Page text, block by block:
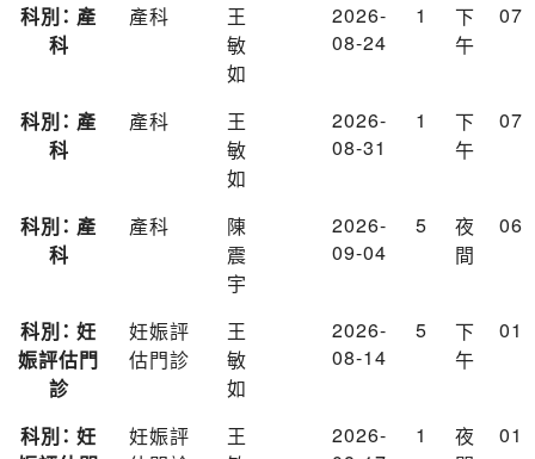
科別： 產
科
產科
王
敏
如
2026-
08-24
1
下
午
07
科別： 產
科
產科
王
敏
如
2026-
08-31
1
下
午
07
科別： 產
科
產科
陳
震
宇
2026-
09-04
5
夜
間
06
科別： 妊
娠評估門
診
妊娠評
估門診
王
敏
如
2026-
08-14
5
下
午
01
科別： 妊
妊娠評
王
2026-
1
夜
01